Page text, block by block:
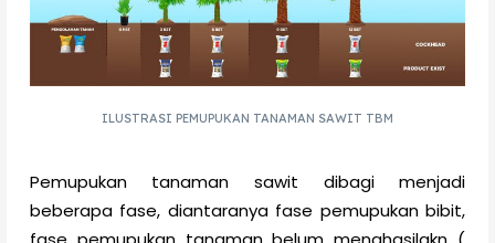
ILUSTRASI PEMUPUKAN TANAMAN SAWIT TBM
Pemupukan tanaman sawit dibagi menjadi
beberapa fase, diantaranya fase pemupukan bibit,